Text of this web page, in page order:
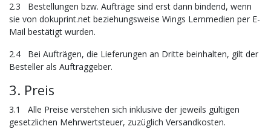
2.3 Bestellungen bzw. Aufträge sind erst dann bindend, wenn
sie von dokuprint.net beziehungsweise Wings Lernmedien per E-
Mail bestätigt wurden.
2.4 Bei Aufträgen, die Lieferungen an Dritte beinhalten, gilt der
Besteller als Auftraggeber.
3. Preis
3.1 Alle Preise verstehen sich inklusive der jeweils gültigen
gesetzlichen Mehrwertsteuer, zuzüglich Versandkosten.